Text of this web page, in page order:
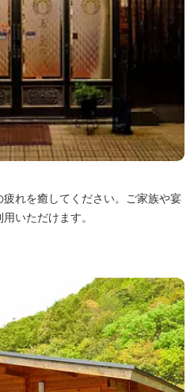
れを癒してください。ご家族や宴
いただけます。